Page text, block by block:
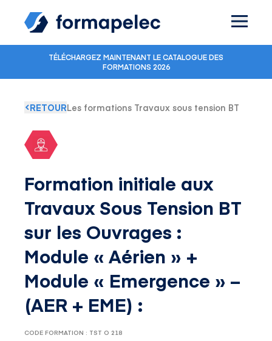
TÉLÉCHARGEZ MAINTENANT LE CATALOGUE DES
FORMATIONS 2026
RETOURLes formations Travaux sous tension BT
Formation initiale aux
Travaux Sous Tension BT
sur les Ouvrages :
Module « Aérien » +
Module « Emergence » –
(AER + EME) :
CODE FORMATION : TST O 218